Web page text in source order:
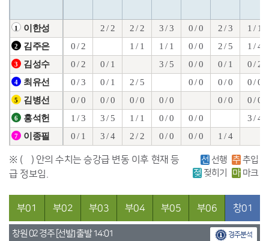
1 이한성 2 / 2 2 / 2 3 / 3 0 / 0 2 / 3 1 / 1
2 김주은 0 / 2 1 / 1 1 / 1 0 / 0 2 / 5 1 / 4
3 김성수 0 / 2 0 / 1 3 / 5 0 / 0 0 / 1 0 / 2
4 최유선 0 / 3 0 / 1 2 / 5 0 / 0 0 / 0 0 / 0
5 김병선 0 / 0 0 / 0 0 / 0 0 / 0 0 / 0 0 / 0
6 홍석헌 1 / 3 3 / 5 1 / 1 0 / 0 0 / 0 3 / 4
7 이종필 0 / 1 3 / 4 2 / 2 0 / 0 0 / 0 1 / 4
※ ( ) 안의 수치는 승강급 변동 이후 현재 등
급 정보임.
선 선행 추 추입
젖 젖히기 마 마크
부01 부02 부03 부04 부05 부06 창01
창원 02 경주 [선발] 출발 14:01 경주분석